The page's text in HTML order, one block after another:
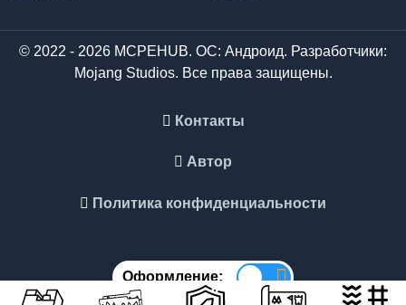
© 2022 - 2026 MCPEHUB. ОС: Андроид. Разработчики:
Mojang Studios. Все права защищены.
Контакты
Автор
Политика конфиденциальности
Оформление: